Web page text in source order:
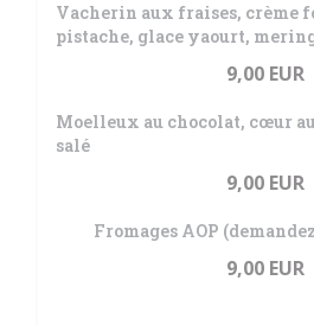
Vacherin aux fraises, crème
pistache, glace yaourt,
9,00 EUR
Moelleux au chocolat, cœur
salé
9,00 EUR
Fromages AOP
9,00 EUR